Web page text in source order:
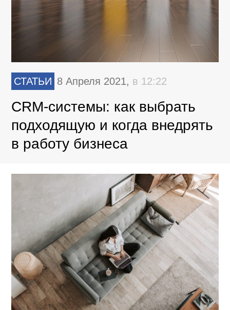
СТАТЬИ 8 Апреля 2021, в 12:22
CRM-системы: как выбрать
подходящую и когда внедрять
в работу бизнеса